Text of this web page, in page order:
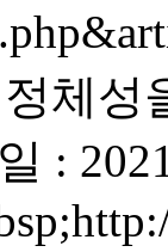
체성
: